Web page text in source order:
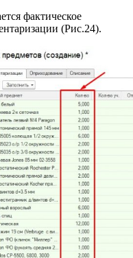
фактическое
(Рис.24).